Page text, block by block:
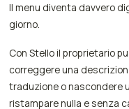
Il menu diventa davvero
giorno.
Con Stello il proprietario
correggere una
traduzione o nascondere
ristampare nulla e senza